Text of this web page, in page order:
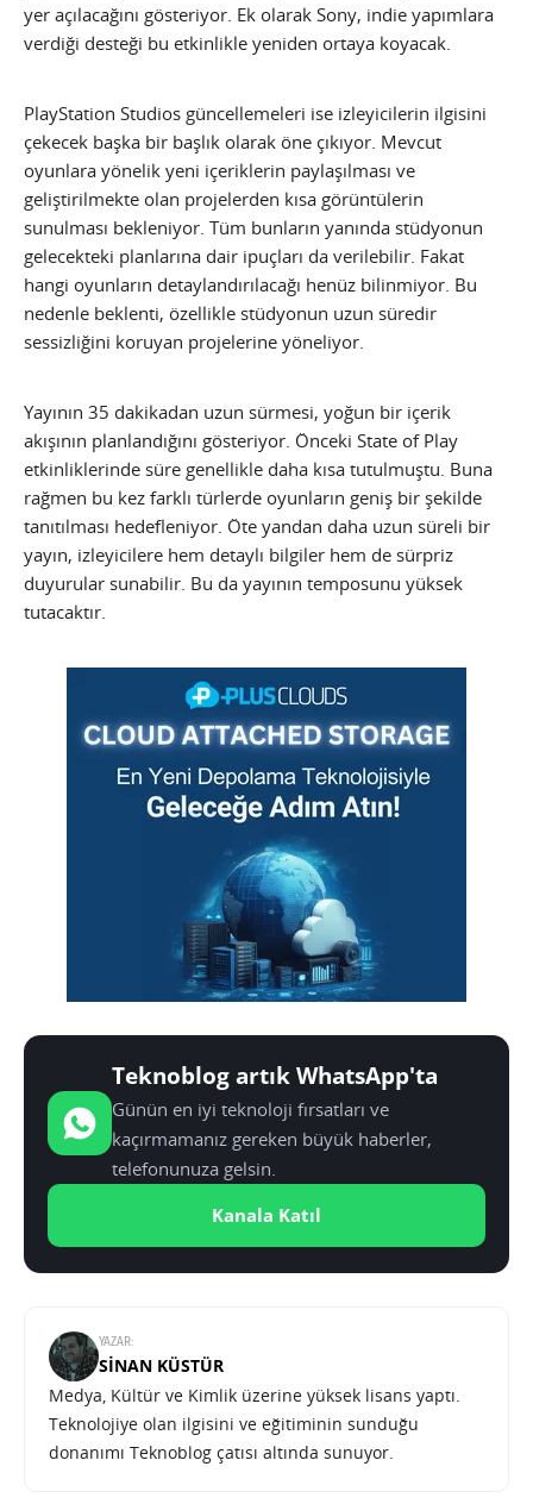
yer açılacağını gösteriyor. Ek olarak Sony, indie yapımlara
verdiği desteği bu etkinlikle yeniden ortaya koyacak.
PlayStation Studios güncellemeleri ise izleyicilerin ilgisini
çekecek başka bir başlık olarak öne çıkıyor. Mevcut
oyunlara yönelik yeni içeriklerin paylaşılması ve
geliştirilmekte olan projelerden kısa görüntülerin
sunulması bekleniyor. Tüm bunların yanında stüdyonun
gelecekteki planlarına dair ipuçları da verilebilir. Fakat
hangi oyunların detaylandırılacağı henüz bilinmiyor. Bu
nedenle beklenti, özellikle stüdyonun uzun süredir
sessizliğini koruyan projelerine yöneliyor.
Yayının 35 dakikadan uzun sürmesi, yoğun bir içerik
akışının planlandığını gösteriyor. Önceki State of Play
etkinliklerinde süre genellikle daha kısa tutulmuştu. Buna
rağmen bu kez farklı türlerde oyunların geniş bir şekilde
tanıtılması hedefleniyor. Öte yandan daha uzun süreli bir
yayın, izleyicilere hem detaylı bilgiler hem de sürpriz
duyurular sunabilir. Bu da yayının temposunu yüksek
tutacaktır.
Teknoblog artık WhatsApp'ta
Günün en iyi teknoloji fırsatları ve
kaçırmamanız gereken büyük haberler,
telefonunuza gelsin.
Kanala Katıl
YAZAR:
SINAN KÜSTÜR
Medya, Kültür ve Kimlik üzerine yüksek lisans yaptı.
Teknolojiye olan ilgisini ve eğitiminin sunduğu
donanımı Teknoblog çatısı altında sunuyor.